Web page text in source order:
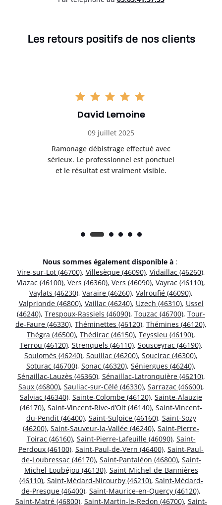
Les retours positifs de nos clients
David Lemoine
09 juillet 2025
Ramonage débistrage effectué avec
sérieux. Le professionnel est ponctuel
et le résultat est vraiment visible.
Nous sommes également disponible à :
Vire-sur-Lot (46700), Villesèque (46090), Vidaillac (46260),
Viazac (46100), Vers (46360), Vers (46090), Vayrac (46110),
Vaylats (46230), Varaire (46260), Valroufié (46090),
Valprionde (46800), Vaillac (46240), Uzech (46310), Ussel
(46240), Trespoux-Rassiels (46090), Touzac (46700), Tour-
de-Faure (46330), Théminettes (46120), Thémines (46120),
Thégra (46500), Thédirac (46150), Teyssieu (46190),
Terrou (46120), Strenquels (46110), Sousceyrac (46190),
Soulomès (46240), Souillac (46200), Soucirac (46300),
Soturac (46700), Sonac (46320), Séniergues (46240),
Sénaillac-Lauzès (46360), Sénaillac-Latronquière (46210),
Saux (46800), Sauliac-sur-Célé (46330), Sarrazac (46600),
Salviac (46340), Sainte-Colombe (46120), Sainte-Alauzie
(46170), Saint-Vincent-Rive-d’Olt (46140), Saint-Vincent-
du-Pendit (46400), Saint-Sulpice (46160), Saint-Sozy
(46200), Saint-Sauveur-la-Vallée (46240), Saint-Pierre-
Toirac (46160), Saint-Pierre-Lafeuille (46090), Saint-
Perdoux (46100), Saint-Paul-de-Vern (46400), Saint-Paul-
de-Loubressac (46170), Saint-Pantaléon (46800), Saint-
Michel-Loubéjou (46130), Saint-Michel-de-Bannières
(46110), Saint-Médard-Nicourby (46210), Saint-Médard-
de-Presque (46400), Saint-Maurice-en-Quercy (46120),
Saint-Matré (46800), Saint-Martin-le-Redon (46700), Saint-